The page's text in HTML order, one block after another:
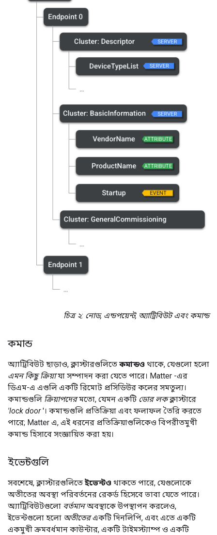
চিত্র ২: নোড, এন্ডপয়েন্ট, অ্যাট্রিবিউট এবং কমান্ড
কমান্ড
অ্যাট্রিবিউট ছাড়াও, ক্লাস্টারগুলিতে কমান্ডও থাকে, যেগুলো হলো
এমন কিছু ক্রিয়াযা সম্পাদন করা যেতে পারে। Matter -এর
ডিএম-এ এগুলি একটি রিমোট প্রসিডিউর কলের সমতুল্য।
কমান্ডগুলি ক্রিয়াপদেরমতো, যেমন একটি ডোর লকক্লাস্টারে
'lock door'। কমান্ডগুলি প্রতিক্রিয়া এবং ফলাফল তৈরি করতে
পারে; Matter এ, এই ধরনের প্রতিক্রিয়াগুলিকেও বিপরীতমুখী
কমান্ড হিসাবে সংজ্ঞায়িত করা হয়।
ইভেন্টগুলি
সবশেষে, ক্লাস্টারগুলিতে ইভেন্টও থাকতে পারে, যেগুলোকে
অতীতের অবস্থা পরিবর্তনের রেকর্ড হিসেবে ভাবা যেতে পারে।
অ্যাট্রিবিউটগুলো বর্তমানঅবস্থাকে উপস্থাপন করলেও,
ইভেন্টগুলো হলো অতীতেরএকটি দিনলিপি, এবং এতে একটি
একমুখী ক্রমবর্ধমান কাউন্টার, একটি টাইমস্ট্যাম্প ও একটি